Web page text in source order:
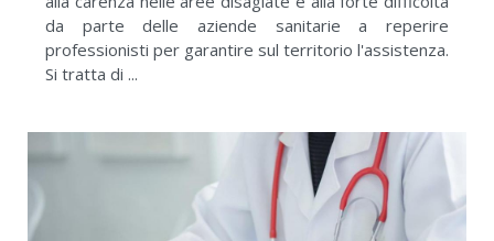
da parte delle aziende sanitarie a reperire
professionisti per garantire sul territorio l'assistenza.
Si tratta di ...